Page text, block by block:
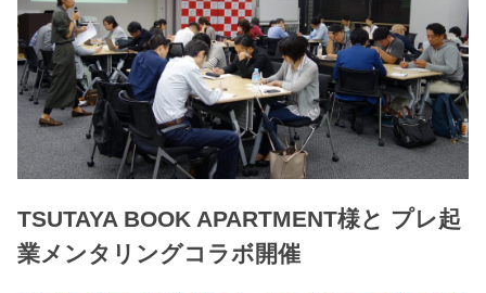
TSUTAYA BOOK APARTMENT様と プレ起
業メンタリングコラボ開催